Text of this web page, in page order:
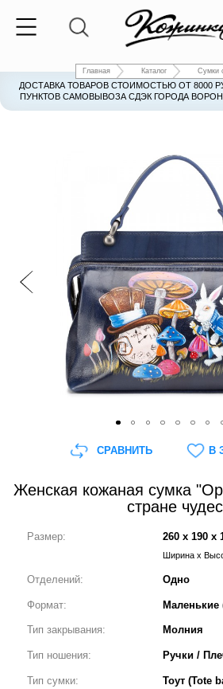
Главная Каталог Сумки
ДОСТАВКА ТОВАРОВ СТОИМОСТЬЮ ОТ 8000
ПУНКТОВ САМОВЫВОЗА СДЭК ГОРОДА
Женская кожаная сумка
стране
Размер: 260 x 190 x
Ширина x
Отделений: Одно
Формат: Маленькие
Тип закрывания: Молния
Тип ношения: Ручки /
Тип сумки: Тоут (Tote
СРАВНИТЬ В